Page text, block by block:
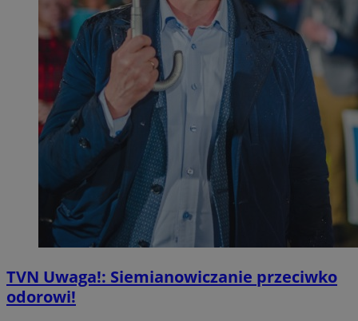
TVN Uwaga!: Siemianowiczanie przeciwko
odorowi!